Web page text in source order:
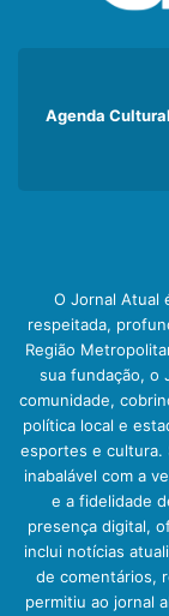
Agenda Cultural
O Jornal Atual
respeitada,
Região
sua fundação, o
comunidade,
política local e
esportes e cultura.
inabalável com a
e a fidelidade
presença digital,
inclui notícias
de comentários,
permitiu ao jornal